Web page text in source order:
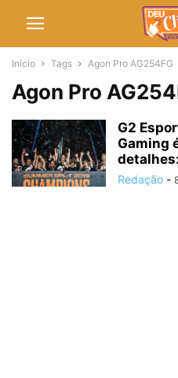
Início Tags Agon Pro AG254FG
Agon Pro
G2
Gaming
detalhes:
Redação -